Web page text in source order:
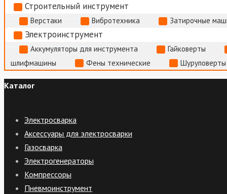
Строительный инструмент
Верстаки Вибротехника Затирочные
Электроинструмент
Аккумуляторы для инструмента
Гайковерты
шлифмашины
Фены технические
Каталог
Электросварка
Аксессуары для электросварки
Газосварка
Электрогенераторы
Компрессоры
Пневмоинструмент